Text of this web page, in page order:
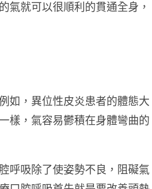
氣就可以很順利的貫通全身，
如，異位性皮炎患者的體態大
樣，氣容易鬱積在身體彎曲的
呼吸除了使姿勢不良，阻礙氣